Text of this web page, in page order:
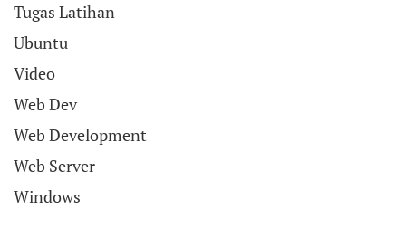
Tugas Latihan
Ubuntu
Video
Web Dev
Web Development
Web Server
Windows